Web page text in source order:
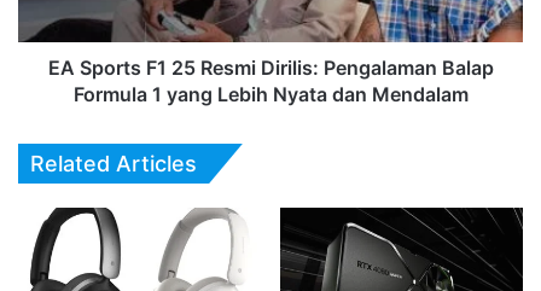
Formula
Nyata
dan
EA Sports F1 25 Resmi Dirilis: Pengalaman Balap
Formula 1 yang Lebih Nyata dan Mendalam
Related Articles